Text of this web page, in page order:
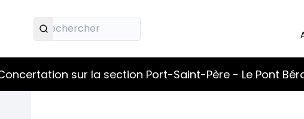
sur la section Port-Saint-Père - Le Pont